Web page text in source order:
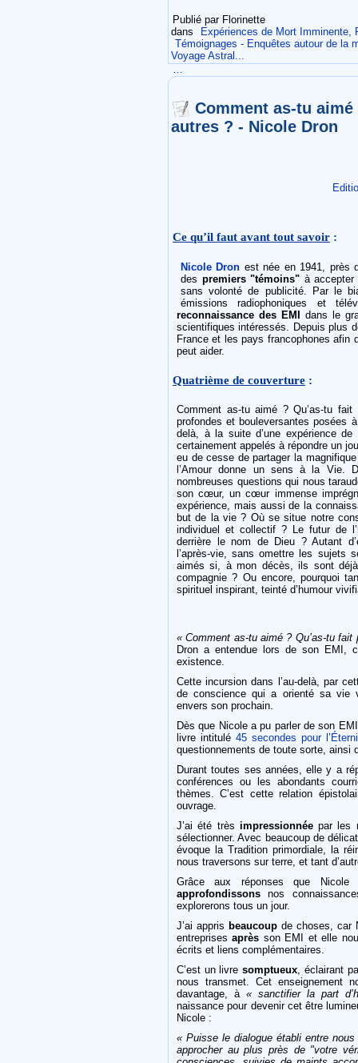
Publié par Florinette
dans
Expériences de Mort Imminente,
Témoignages - Enquêtes autour de la
Voyage Astral...
…
Comment as-tu
autres ? - Nicole Dron
Ce qu’il faut avant tout savoir :
Nicole Dron est née en 1941, près
des premiers "témoins" à
sans volonté de publicité. Par le
émissions radiophoniques et
reconnaissance des EMI dans le
scientifiques intéressés. Depuis plus
France et les pays francophones afin
peut aider.
Quatrième de couverture :
Comment as-tu aimé ? Qu’as-tu
profondes et bouleversantes posées
delà, à la suite d’une expérience
certainement appelés à répondre un
eu de cesse de partager la
l’Amour donne un sens à la Vie.
nombreuses questions qui nous
son cœur, un cœur immense
expérience, mais aussi de la
but de la vie ? Où se situe notre
individuel et collectif ? Le futur de
derrière le nom de Dieu ? Autant
l’après-vie, sans omettre les sujets
aimés si, à mon décès, ils sont
compagnie ? Ou encore, pourquoi
spirituel inspirant, teinté d’humour
« Comment as-tu aimé ? Qu’as-tu fait
Dron a entendue lors de son EMI,
existence.
Cette incursion dans l’au-delà, par
de conscience qui a orienté sa vie
envers son prochain.
Dès que Nicole a pu parler de son
livre intitulé 45 secondes pour
questionnements de toute sorte, ainsi
Durant toutes ses années, elle y a
conférences ou les abondants
thèmes. C’est cette relation
ouvrage.
J’ai été très impressionnéepar les
sélectionner. Avec beaucoup de
évoque la Tradition primordiale, la
nous traversons sur terre, et tant
Grâce aux réponses que
approfondissons nos
explorerons tous un jour.
J’ai appris beaucoupde choses, car
entreprisesaprès son EMI et elle
écrits et liens complémentaires.
C’est un livresomptueux, éclairant
nous transmet. Cet enseignement
davantage, à« sanctifier la part
naissance pour devenir cet être
Nicole :
« Puisse le dialogue établi entre
approcher au plus près de "votre